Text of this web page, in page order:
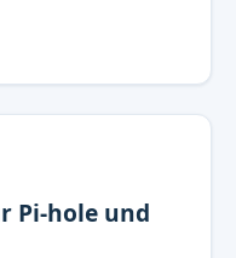
Pi-hole und